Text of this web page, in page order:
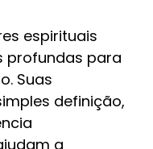
espirituais
profundas para
Suas
definição,
a